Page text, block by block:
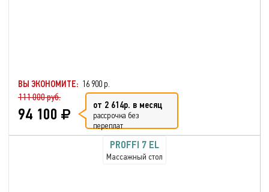
ВЫ ЭКОНОМИТЕ: 16 900 р.
111 000 руб.
94 100 от 2 614р. в месяц
рассрочка без
переплат
PROFFI 7 EL
Массажный стол